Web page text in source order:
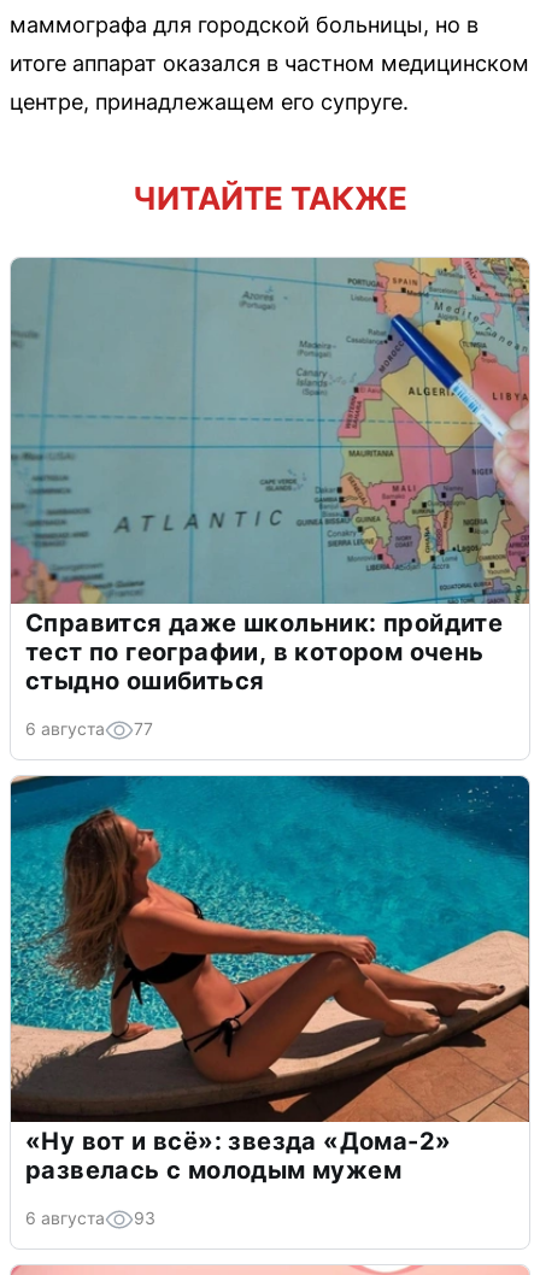
маммографа для городской больницы, но в
итоге аппарат оказался в частном медицинском
центре, принадлежащем его супруге.
ЧИТАЙТЕ ТАКЖЕ
Справится даже школьник: пройдите
тест по географии, в котором очень
стыдно ошибиться
6 августа 77
«Ну вот и всё»: звезда «Дома-2»
развелась с молодым мужем
6 августа 93